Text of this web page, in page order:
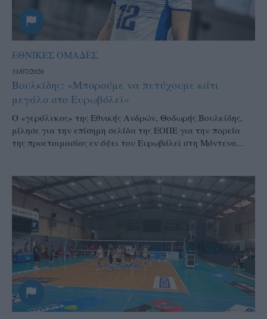
ΕΘΝΙΚΕΣ ΟΜΑΔΕΣ
31/07/2026
Βουλκίδης: «Μπορούμε να πετύχουμε κάτι
μεγάλο στο Ευρωβόλεϊ»
Ο «γερόλυκος» της Εθνικής Ανδρών, Θοδωρής Βουλκίδης,
μίλησε για την επίσημη σελίδα της ΕΟΠΕ για την πορεία
της προετοιμασίας εν όψει του Ευρωβόλεϊ στη Μόντενα...